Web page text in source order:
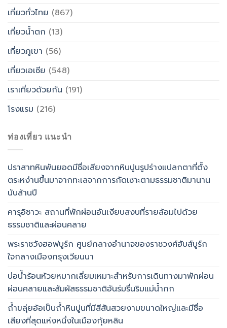
เที่ยวทั่วไทย (867)
เที่ยวน้ำตก (13)
เที่ยวภูเขา (56)
เที่ยวเอเซีย (548)
เราเที่ยวด้วยกัน (191)
โรงแรม (216)
ท่องเที่ยว แนะนำ
ปราสาทหินพันยอดมีชื่อเสียงจากหินปูนรูปร่างแปลกตาที่ตั้ง
ตระหง่านขึ้นมาจากทะเลจากการกัดเซาะตามธรรมชาติมานาน
นับล้านปี
คารุอิซาวะ สถานที่พักผ่อนอันเงียบสงบที่รายล้อมไปด้วย
ธรรมชาติและผ่อนคลาย
พระราชวังฮอฟบูร์ก ศูนย์กลางอำนาจของราชวงศ์ฮับส์บูร์ก
ใจกลางเมืองกรุงเวียนนา
บ่อน้ำร้อนห้วยหมากเลี่ยมเหมาะสำหรับการเดินทางมาพักผ่อน
ผ่อนคลายและสัมผัสธรรมชาติอันร่มรื่นริมแม่น้ำกก
ถ้ำขลุ่ยอ้อเป็นถ้ำหินปูนที่มีสีสันสวยงามขนาดใหญ่และมีชื่อ
เสียงที่สุดแห่งหนึ่งในเมืองกุ้ยหลิน